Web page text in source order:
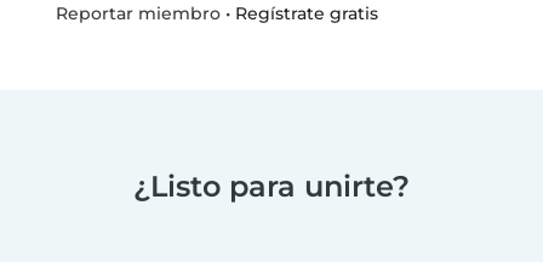
Reportar miembro• Regístrate gratis
¿Listo para unirte?